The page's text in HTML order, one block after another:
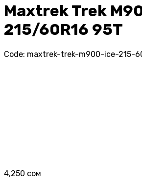
Maxtrek Trek
215/60R16 95T
Code: maxtrek-trek-m900-ice-215-
4,250 сом